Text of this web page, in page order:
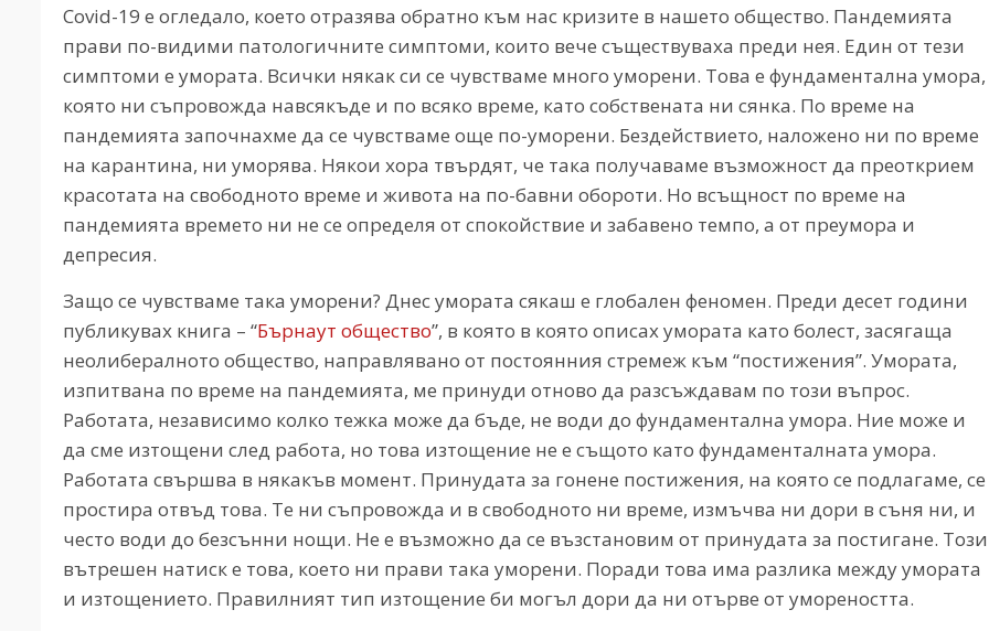
Covid-19 е огледало, което отразява обратно към нас кризите в нашето общество. Пандемията
прави по-видими патологичните симптоми, които вече съществуваха преди нея. Един от тези
симптоми е умората. Всички някак си се чувстваме много уморени. Това е фундаментална умора,
която ни съпровожда навсякъде и по всяко време, като собствената ни сянка. По време на
пандемията започнахме да се чувстваме още по-уморени. Бездействието, наложено ни по време
на карантина, ни уморява. Някои хора твърдят, че така получаваме възможност да преоткрием
красотата на свободното време и живота на по-бавни обороти. Но всъщност по време на
пандемията времето ни не се определя от спокойствие и забавено темпо, а от преумора и
депресия.
Защо се чувстваме така уморени? Днес умората сякаш е глобален феномен. Преди десет години
публикувах книга – “Бърнаут общество”, в която в която описах умората като болест, засягаща
неолибералното общество, направлявано от постоянния стремеж към “постижения”. Умората,
изпитвана по време на пандемията, ме принуди отново да разсъждавам по този въпрос.
Работата, независимо колко тежка може да бъде, не води до фундаментална умора. Ние може и
да сме изтощени след работа, но това изтощение не е същото като фундаменталната умора.
Работата свършва в някакъв момент. Принудата за гонене постижения, на която се подлагаме, се
простира отвъд това. Те ни съпровожда и в свободното ни време, измъчва ни дори в съня ни, и
често води до безсънни нощи. Не е възможно да се възстановим от принудата за постигане. Този
вътрешен натиск е това, което ни прави така уморени. Поради това има разлика между умората
и изтощението. Правилният тип изтощение би могъл дори да ни отърве от умореността.